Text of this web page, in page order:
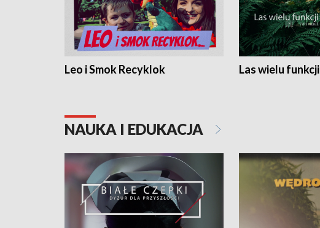
Leo i Smok Recyklok Las wielu funkcji
NAUKA I EDUKACJA